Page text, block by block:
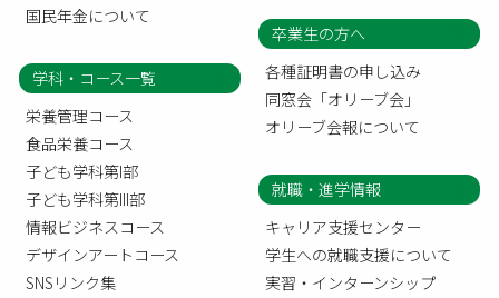
国民年金について
卒業生の方へ
各種証明書の申し込み
同窓会「オリーブ会」
オリーブ会報について
学科・コース一覧
栄養管理コース
食品栄養コース
子ども学科第I部
子ども学科第III部
情報ビジネスコース
デザインアートコース
SNSリンク集
就職・進学情報
キャリア支援センター
学生への就職支援について
実習・インターンシップ